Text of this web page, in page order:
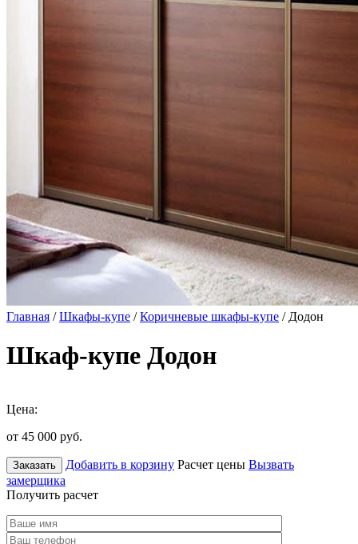
Главная /Шкафы-купе /Коричневые шкафы-купе / Додон
Шкаф-купе Додон
Цена:
от 45 000 руб.
Заказать Добавить в корзину Расчет цены Вызвать
замерщика
Получить расчет